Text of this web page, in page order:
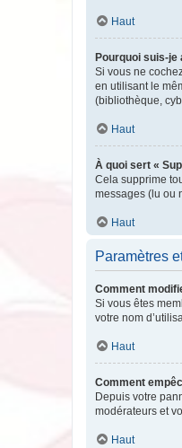
Haut
Pourquoi suis-je
Si vous ne
en utilisant le
(bibliothèque,
Haut
À quoi sert «
Cela supprime
messages (lu ou
Haut
Paramètres
Comment
Si vous êtes
votre nom
Haut
Comment
Depuis votre
modérateurs et
Haut